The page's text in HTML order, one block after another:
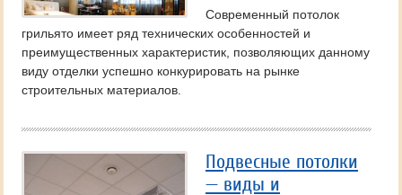
Современный потолок
грильято имеет ряд технических особенностей и
преимущественных характеристик, позволяющих данному
виду отделки успешно конкурировать на рынке
строительных материалов.
Подвесные потолки
— виды и